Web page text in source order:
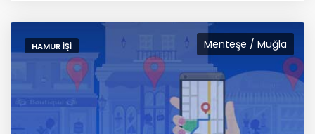
Menteşe / Muğla
HAMUR İŞI